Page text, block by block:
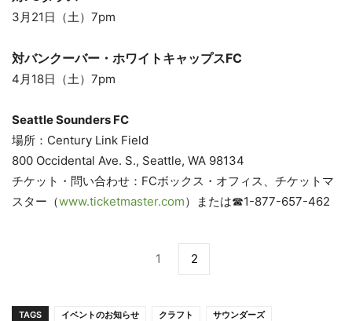
3月21日（土）7pm
対バンクーバー・ホワイトキャップスFC
4月18日（土）7pm
Seattle Sounders FC
場所：Century Link Field
800 Occidental Ave. S., Seattle, WA 98134
チケット・問い合わせ：FCボックス・オフィス、チケットマ
スター（www.ticketmaster.com）または☎1-877-657-462
1 2
TAGS イベントのお知らせ クラフト
サウンダーズ